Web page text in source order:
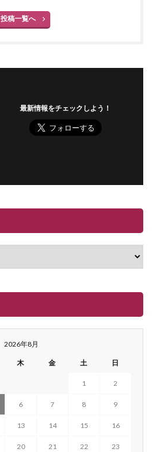
投稿一覧へ
最新情報をチェックしよう！
2026年8月
木 金 土 日
1 2
6 7 8 9
13 14 15 16
20 21 22 23